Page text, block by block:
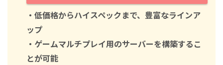
・低価格からハイスペックまで、豊富なラインア
ップ
・ゲームマルチプレイ用のサーバーを構築するこ
とが可能